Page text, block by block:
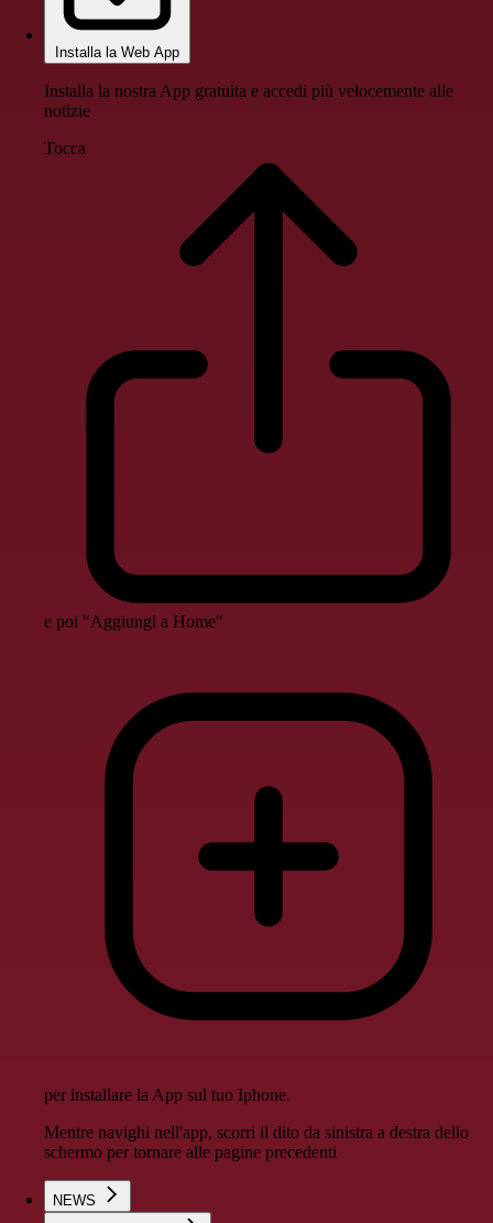
Installa la Web App
Installa la nostra App gratuita e accedi più velocemente alle
notizie
Tocca
e poi "Aggiungi a Home"
per installare la App sul tuo Iphone.
Mentre navighi nell'app, scorri il dito da sinistra a destra dello
schermo per tornare alle pagine precedenti
NEWS